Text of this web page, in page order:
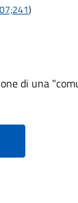
)
di una